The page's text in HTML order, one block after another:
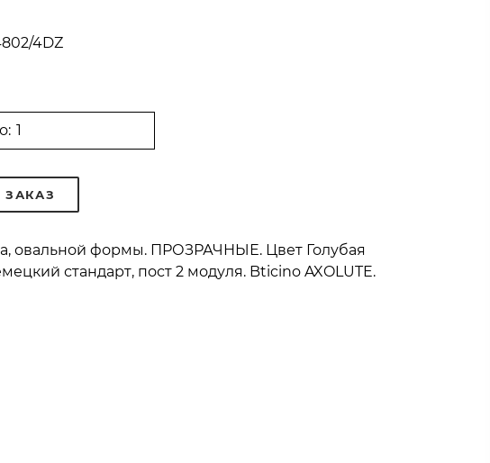
4DZ
овальной формы. ПРОЗРАЧНЫЕ. Цвет Голубая
стандарт, пост 2 модуля. Bticino AXOLUTE.